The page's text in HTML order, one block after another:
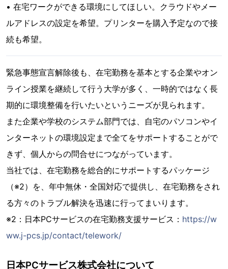
• 在宅ワークができる環境にしてほしい。クラウドやメー
ルアドレスの設定を希望。プリンターを購入予定なので接
続も希望。
緊急事態宣言解除後も、在宅勤務を基本とする企業やオン
ライン授業を継続して行う大学が多く、一時的ではなく長
期的に環境整備を行いたいというニーズが見られます。
また企業や学校のシステム部門では、自宅のパソコンやイ
ンターネットの環境設定まで全てをサポートすることがで
きず、個人からの問合せにつながっています。
当社では、在宅勤務を総合的にサポートするパッケージ
（※2）を、年中無休・全国対応で提供し、在宅勤務をされ
る方々のトラブル解決を迅速に行ってまいります。
※2：日本PCサービスの在宅勤務支援サービス： https://w
ww.j-pcs.jp/contact/telework/
日本PCサービス株式会社について